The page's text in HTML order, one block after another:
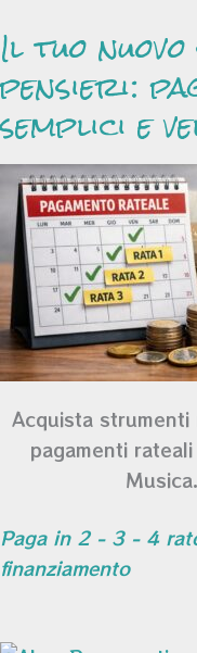
Il tuo
pensieri:
semplici e
Acquista strumenti
pagamenti
Musica.
Paga in 2 - 3 - 4
finanziamento